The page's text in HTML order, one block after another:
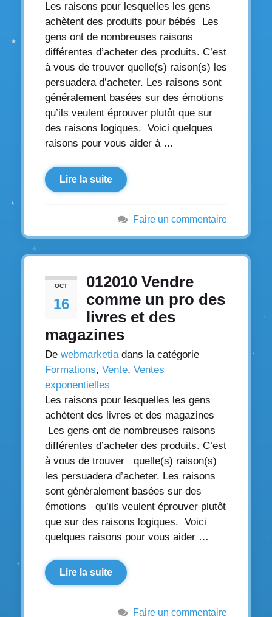
Les raisons pour lesquelles les gens
achètent des produits pour bébés Les
gens ont de nombreuses raisons
différentes d’acheter des produits. C’est
à vous de trouver quelle(s) raison(s) les
persuadera d’acheter. Les raisons sont
généralement basées sur des émotions
qu’ils veulent éprouver plutôt que sur
des raisons logiques. Voici quelques
raisons pour vous aider à …
Lire la suite
Faire un commentaire
OCT
16
012010 Vendre
comme un pro des
livres et des
magazines
De webmarketia dans la catégorie
Formations, Vente, Ventes
exponentielles
Les raisons pour lesquelles les gens
achètent des livres et des magazines
Les gens ont de nombreuses raisons
différentes d’acheter des produits. C’est
à vous de trouver quelle(s) raison(s)
les persuadera d’acheter. Les raisons
sont généralement basées sur des
émotions qu’ils veulent éprouver plutôt
que sur des raisons logiques. Voici
quelques raisons pour vous aider …
Lire la suite
Faire un commentaire